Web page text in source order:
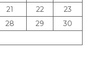
21 22
23
28 29
30